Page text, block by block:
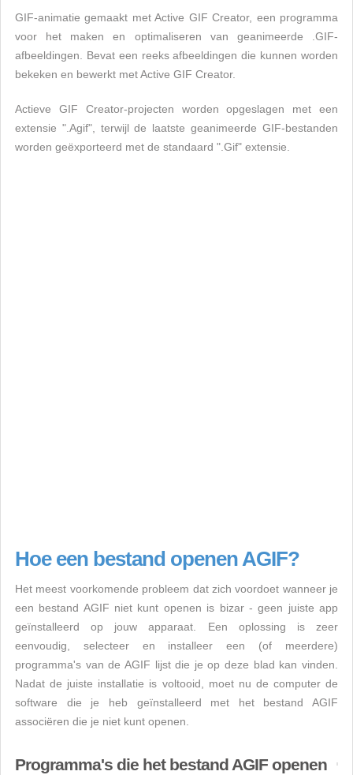
GIF-animatie gemaakt met Active GIF Creator, een programma
voor het maken en optimaliseren van geanimeerde .GIF-
afbeeldingen. Bevat een reeks afbeeldingen die kunnen worden
bekeken en bewerkt met Active GIF Creator.
Actieve GIF Creator-projecten worden opgeslagen met een
extensie ".Agif", terwijl de laatste geanimeerde GIF-bestanden
worden geëxporteerd met de standaard ".Gif" extensie.
Hoe een bestand openen AGIF?
Het meest voorkomende probleem dat zich voordoet wanneer je
een bestand AGIF niet kunt openen is bizar - geen juiste app
geïnstalleerd op jouw apparaat. Een oplossing is zeer
eenvoudig, selecteer en installeer een (of meerdere)
programma's van de AGIF lijst die je op deze blad kan vinden.
Nadat de juiste installatie is voltooid, moet nu de computer de
software die je heb geïnstalleerd met het bestand AGIF
associëren die je niet kunt openen.
Programma's die het bestand AGIF openen